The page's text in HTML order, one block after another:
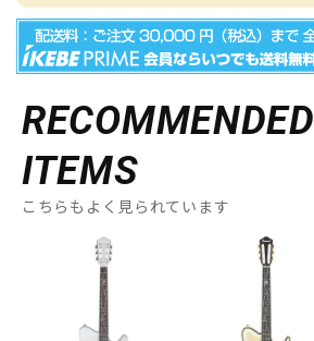
RECOMMENDED
ITEMS
こちらもよく見られています